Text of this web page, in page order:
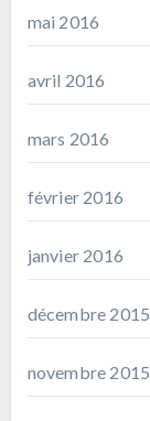
mai 2016
avril 2016
mars 2016
février 2016
janvier 2016
décembre 2015
novembre 2015